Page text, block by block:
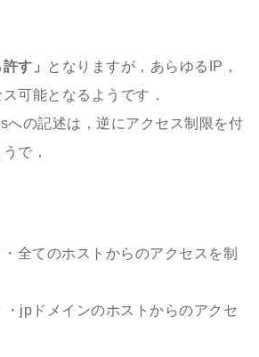
す」
となりますが，あらゆるIP，
可能となるようです．
への記述は，逆にアクセス制限を付
で，
・全てのホストからのアクセスを制
・jpドメインのホストからのアクセ